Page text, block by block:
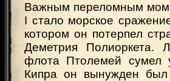
Важным переломным
I стало морское
котором он потерпел
Деметрия Полиоркета.
флота Птолемей сумел
Кипра он вынужден был